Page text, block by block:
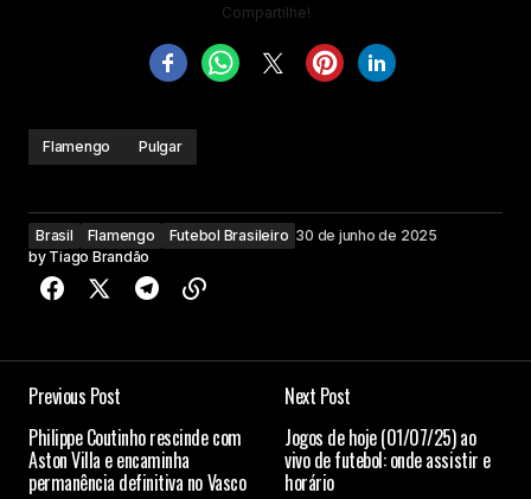
Compartilhe!
Flamengo Pulgar
Brasil Flamengo Futebol Brasileiro 30 de junho de 2025
by Tiago Brandão
Previous Post
Philippe Coutinho rescinde com
Aston Villa e encaminha
permanência definitiva no Vasco
Next Post
Jogos de hoje (01/07/25) ao
vivo de futebol: onde assistir e
horário